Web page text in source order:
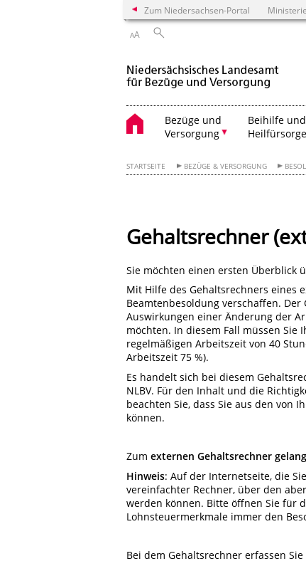
Zum Niedersachsen-Portal
AA
Bezüge und
Versorgung
Beihilfe und
Heilfürsorge
STARTSEITE BEZÜGE & VERSORGUNG
Gehaltsrechner
Sie möchten einen ersten Überblick
Mit Hilfe des Gehaltsrechners eines
Beamtenbesoldung verschaffen.
Auswirkungen einer Änderung der
möchten. In diesem Fall müssen
regelmäßigen Arbeitszeit von 40
Arbeitszeit 75 %).
Es handelt sich bei diesem
NLBV. Für den Inhalt und die
beachten Sie, dass Sie aus den von
können.
Zum externen Gehaltsrechner
Hinweis: Auf der Internetseite, die
vereinfachter Rechner, über den
werden können. Bitte öffnen Sie für
Lohnsteuermerkmale immer den
Bei dem Gehaltsrechner erfassen